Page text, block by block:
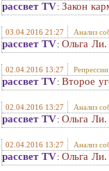
рассвет TV: Закон
03.04.2016 21:27 Анализ
рассвет TV: Ольга Ли.
02.04.2016 13:27 Репрессии
рассвет TV: Второе
02.04.2016 13:27 Анализ
рассвет TV: Ольга
02.04.2016 13:27 Анализ
рассвет TV: Ольга